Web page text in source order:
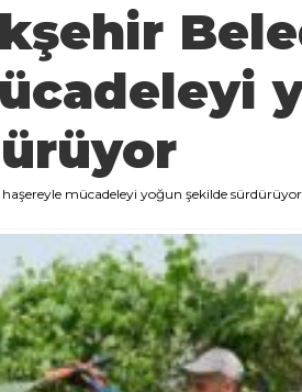
mücadeleyi yoğun şekilde sürdürüyor